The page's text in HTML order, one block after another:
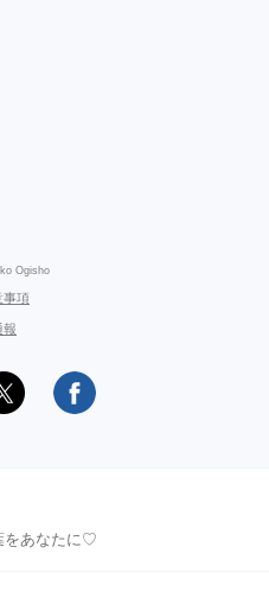
Ogisho
事項
報
をあなたに♡